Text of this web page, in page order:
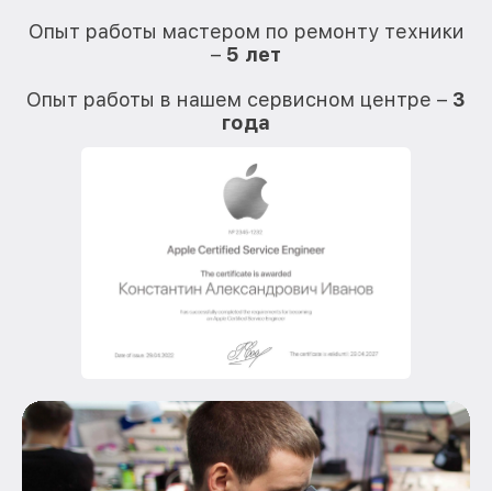
Опыт работы мастером по ремонту техники
– 5 лет
Опыт работы в нашем сервисном центре – 3
года